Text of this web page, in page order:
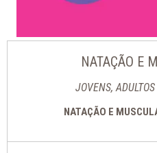
NATAÇÃO E
JOVENS,
NATAÇÃO E